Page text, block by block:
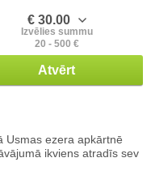
€ 30.00
Izvēlies summu
20 - 500 €
Atvērt
Usmas ezera apkārtnē
ikviens atradīs sev